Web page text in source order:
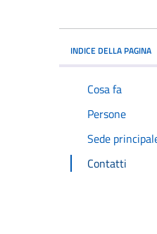
INDICE DELLA PAGINA
Cosa fa
Persone
Sede
Contatti